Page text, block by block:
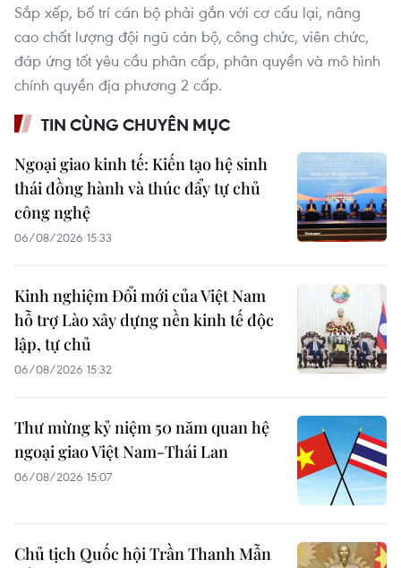
Sắp xếp, bố trí cán bộ phải gắn với cơ cấu lại, nâng
cao chất lượng đội ngũ cán bộ, công chức, viên chức,
đáp ứng tốt yêu cầu phân cấp, phân quyền và mô hình
chính quyền địa phương 2 cấp.
TIN CÙNG CHUYÊN MỤC
Ngoại giao kinh tế: Kiến tạo hệ sinh
thái đồng hành và thúc đẩy tự chủ
công nghệ
06/08/2026 15:33
Kinh nghiệm Đổi mới của Việt Nam
hỗ trợ Lào xây dựng nền kinh tế độc
lập, tự chủ
06/08/2026 15:32
Thư mừng kỷ niệm 50 năm quan hệ
ngoại giao Việt Nam-Thái Lan
06/08/2026 15:07
Chủ tịch Quốc hội Trần Thanh Mẫn